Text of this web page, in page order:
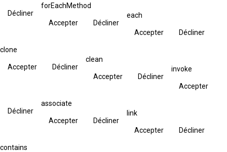
Décliner
forEachMethod
Accepter Décliner
each
Accepter Décliner
clone
Accepter Décliner
clean
Accepter Décliner
invoke
Accepter
Décliner
associate
Accepter Décliner
link
Accepter Décliner
contains